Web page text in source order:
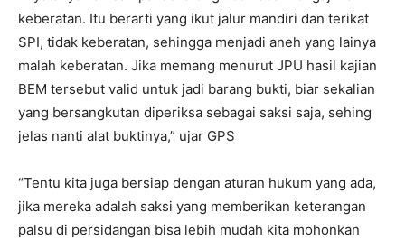
keberatan. Itu berarti yang ikut jalur mandiri dan terikat
SPI, tidak keberatan, sehingga menjadi aneh yang lainya
malah keberatan. Jika memang menurut JPU hasil kajian
BEM tersebut valid untuk jadi barang bukti, biar sekalian
yang bersangkutan diperiksa sebagai saksi saja, sehing
jelas nanti alat buktinya,” ujar GPS
“Tentu kita juga bersiap dengan aturan hukum yang ada,
jika mereka adalah saksi yang memberikan keterangan
palsu di persidangan bisa lebih mudah kita mohonkan